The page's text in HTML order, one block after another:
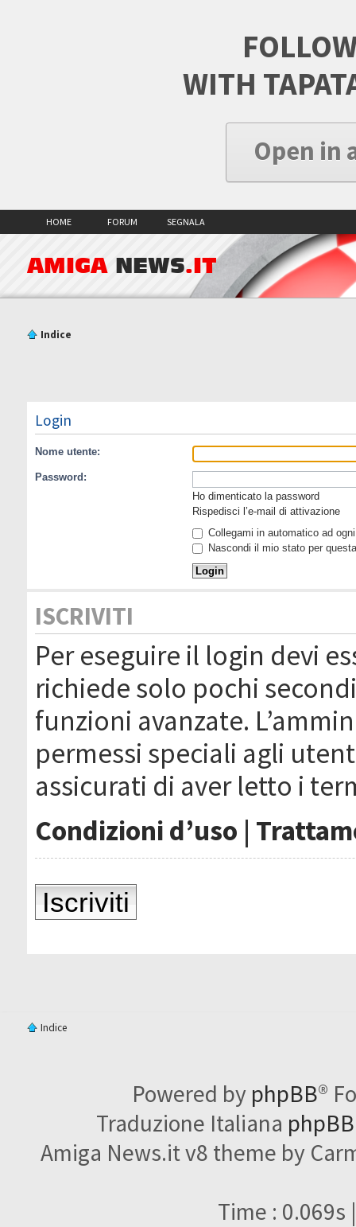
WITH
Open in
HOME FORUM SEGNALA
AMIGA NEWS.IT
Indice
Login
Nome utente:
Password:
Ho dimenticato la password
Rispedisci l’e-mail di attivazione
Collegami in automatico ad
Nascondi il mio stato per
ISCRIVITI
Per eseguire il login devi
richiede solo pochi
funzioni avanzate.
permessi speciali agli
assicurati di aver letto i
Condizioni d’uso |
Iscriviti
Indice
Powered by phpBB®
Traduzione Italiana
Amiga News.it v8 theme by
Time : 0.069s